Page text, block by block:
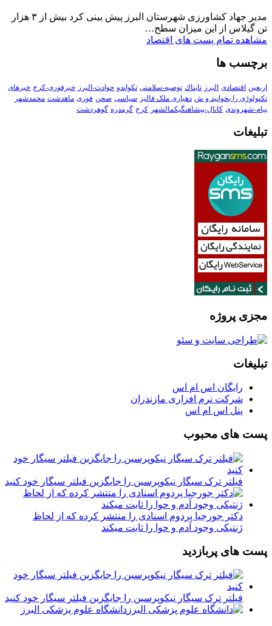
مدیر جهاد کشاورزی شهرستان البرز پیش بینی کرد بیش از ۳ هزار
تن گیلاس از این میزان سطح…
مشاهده تمام پست های اقتصاد
برچسب ها
اربعین اقتصادی البرز تابناك توصیه-سلامتی تکواندو حوادث-البرز خبرفوری-کرج خبرهای
تکنولوڑی را بخوانید و ش دهیاری ملک فالیز سیاسی صحن فوری ماهدشت محمدشهر
پیام-شهروندی کانال-پیشاهنگیکمالشهر کرج گرمدره گوهردشت
تبلیغات
مجزی پروژه
تبلیغات
رایگان اس ام اس
شرکت نرم افزاری مازندران
پنل اس ام اس
پست های محبوب
فیلتر ترک سیگار نیکوپرسین را جایگزین فیلتر سیگار خود کنید
دکتر جورجیا پردوم اسنادی را منتشر کرده که از لحاظ
ژنتیکی وجود آدم و حوا را ثابت میکند
پست های پربازدید
فیلتر ترک سیگار نیکوپرسین را جایگزین فیلتر سیگار خود کنید
دانشگاه علوم پزشکی البرز